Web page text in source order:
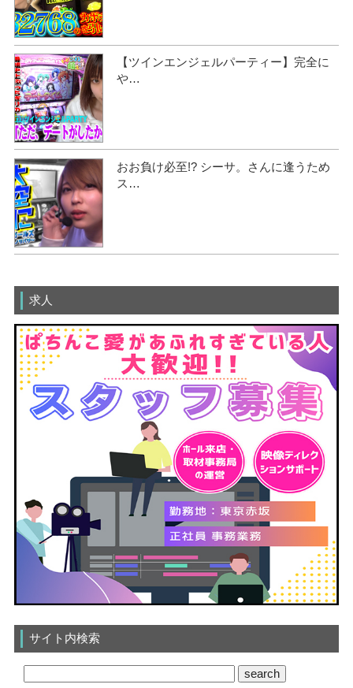
【ツインエンジェルパーティー】完全に
や…
おお負け必至!? シーサ。さんに逢うため
ス…
求人
サイト内検索